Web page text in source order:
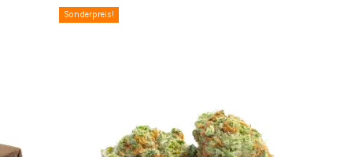
Sonderpreis!